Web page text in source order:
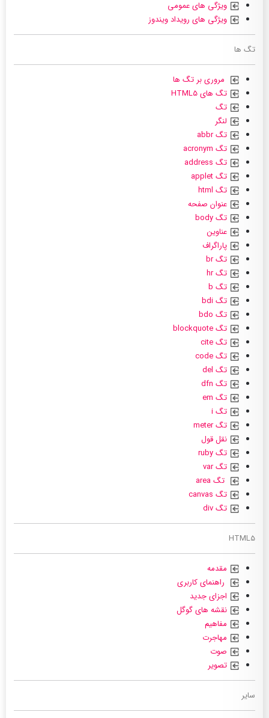
ویژگی های عمومی
ویژگی های رویداد ویندوز
تگ ها
مروری بر تگ ها
تگ های HTML5
تگ
لنگر
تگ abbr
تگ acronym
تگ address
تگ applet
تگ html
عنوان صفحه
تگ body
عناوین
پاراگراف
تگ br
تگ hr
تگ b
تگ bdi
تگ bdo
تگ blockquote
تگ cite
تگ code
تگ del
تگ dfn
تگ em
تگ i
تگ meter
نقل قول
تگ ruby
تگ var
تگ area
تگ canvas
تگ div
HTML5
مقدمه
راهنمای کاربری
اجزای جدید
نقشه های گوگل
مفاهیم
مهاجرت
صوت
تصویر
سایر